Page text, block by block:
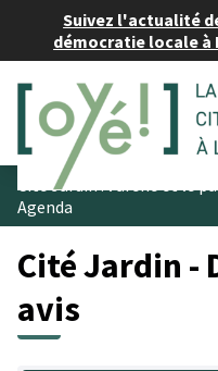
Suivez l'actualité
démocratie locale à
Cité Jardin : l’arène et le
Agenda
Cité Jardin -
avis